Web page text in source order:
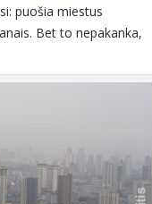
puošia miestus
Bet to nepakanka,